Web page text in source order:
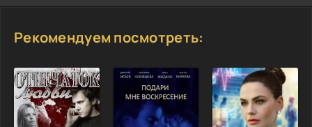
Рекомендуем посмотреть: